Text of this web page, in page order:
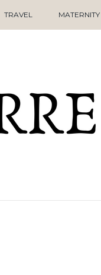
TRAVEL MATERNITY